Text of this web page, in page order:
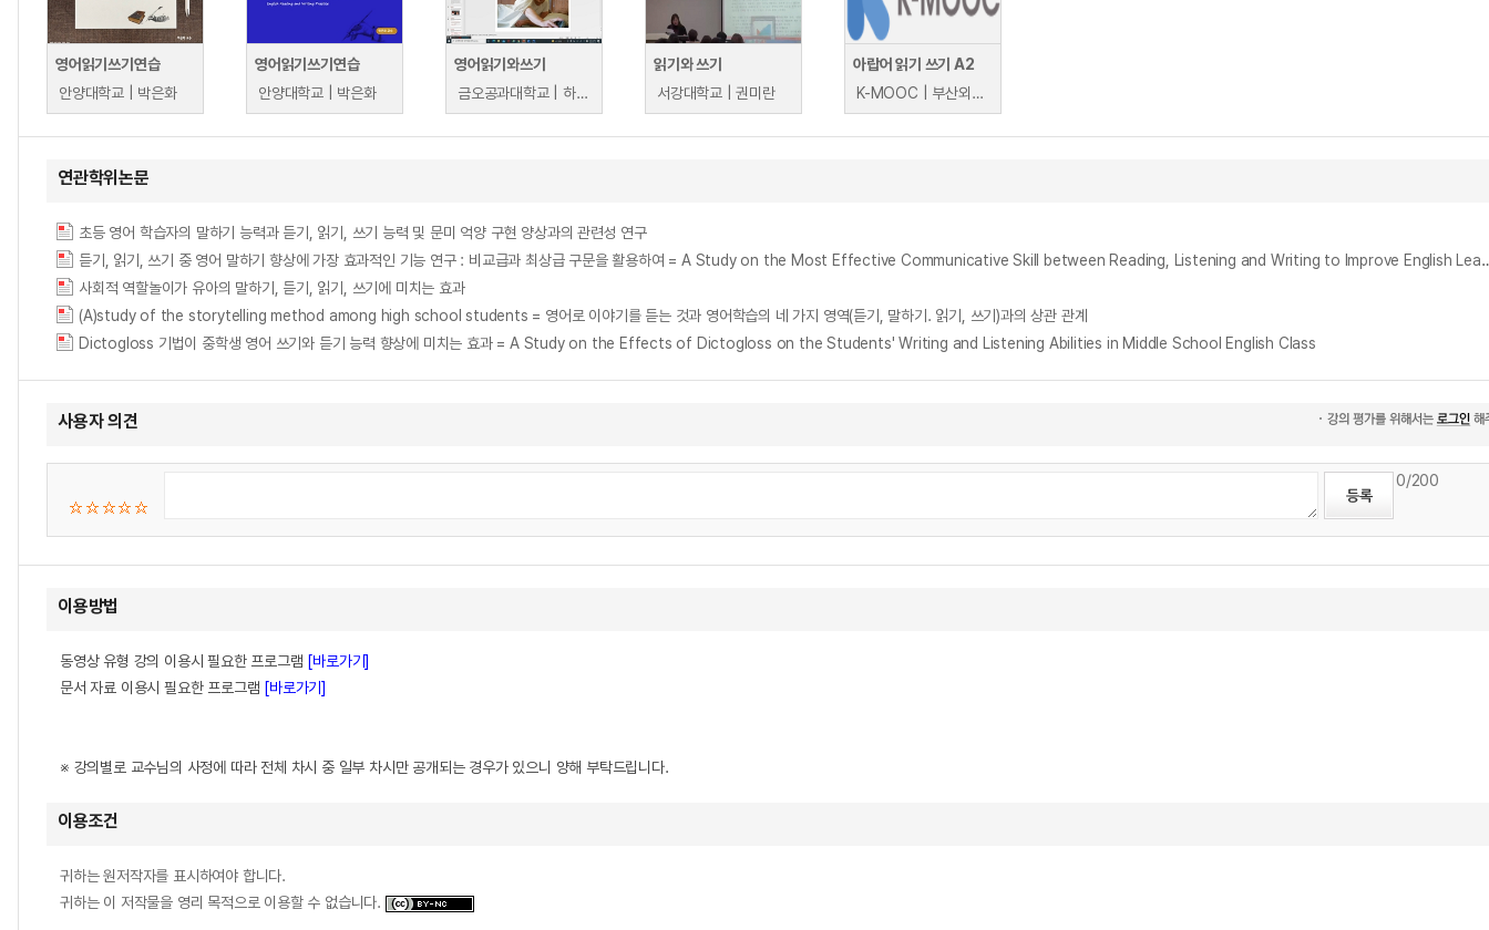
영어읽기쓰기연습
안양대학교 | 박은화
영어읽기쓰기연습
안양대학교 | 박은화
영어읽기와쓰기
금오공과대학교 | 하종범(Ha, Jongbum), 김혜경(Hyekyeong Kim), 문진아(Jina Moon), 김동현(Donghyun Kim)
읽기와 쓰기
서강대학교 | 권미란
아랍어 읽기 쓰기 A2
K-MOOC | 부산외국어대학교 박재양
연관학위논문
초등 영어 학습자의 말하기 능력과 듣기, 읽기, 쓰기 능력 및 문미 억양 구현 양상과의 관련성 연구
듣기, 읽기, 쓰기 중 영어 말하기 향상에 가장 효과적인 기능 연구 : 비교급과 최상급 구문을 활용하여 = A
사회적 역할놀이가 유아의 말하기, 듣기, 읽기, 쓰기에 미치는 효과
(A)study of the storytelling method among high school students = 영어로 이야기를 듣는 것과 영어학습의 네 가지 영역(듣기, 말하기. 읽기, 쓰기)과의 상관 관계
Dictogloss 기법이 중학생 영어 쓰기와 듣기 능력 향상에 미치는 효과 = A Study on the Effects of Dictogloss on the Students' Writing and Listening Abilities in Middle School English Class
사용자 의견
0/200
이용방법
동영상 유형 강의 이용시 필요한 프로그램 [바로가기]
문서 자료 이용시 필요한 프로그램 [바로가기]
※ 강의별로 교수님의 사정에 따라 전체 차시 중 일부 차시만 공개되는 경우가 있으니 양해 부탁드립니다.
이용조건
귀하는 원저작자를 표시하여야 합니다.
귀하는 이 저작물을 영리 목적으로 이용할 수 없습니다.